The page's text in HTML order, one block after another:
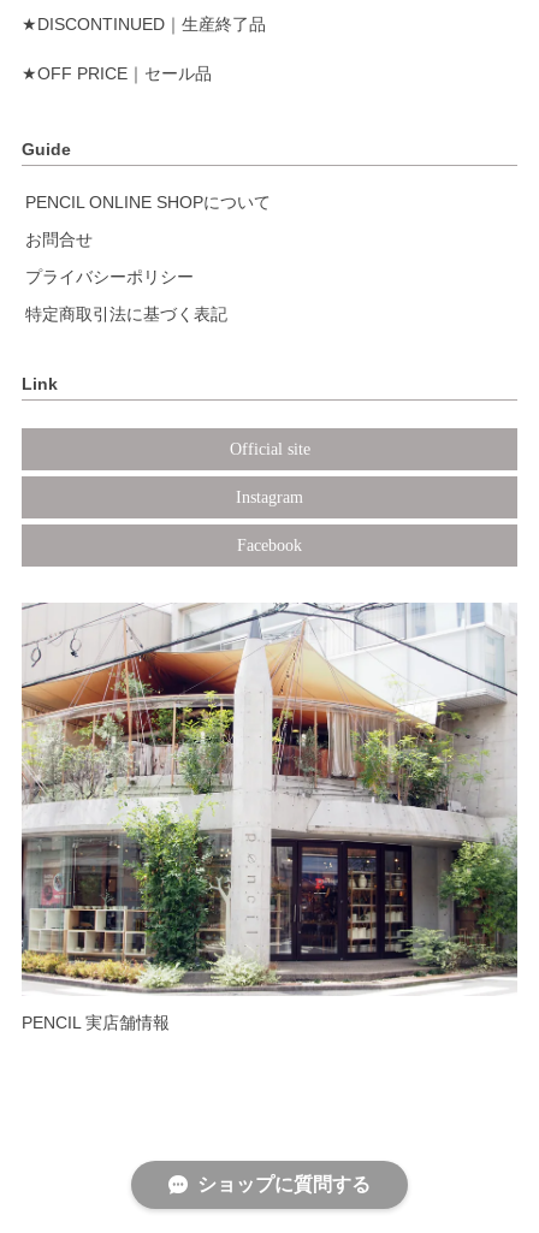
★DISCONTINUED｜生産終了品
★OFF PRICE｜セール品
Guide
PENCIL ONLINE SHOPについて
お問合せ
プライバシーポリシー
特定商取引法に基づく表記
Link
Official site
Instagram
Facebook
PENCIL 実店舗情報
ショップに質問する